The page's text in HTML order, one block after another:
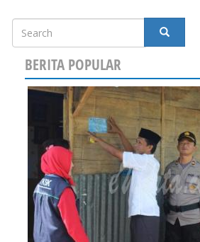
Search
SEARCH
BERITA POPULAR